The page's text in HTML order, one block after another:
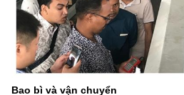
Bao bì và vận chuyển